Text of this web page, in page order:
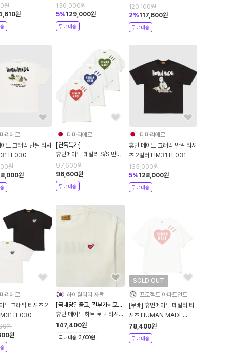
러 HM00CS001
원
원
츠 2컬러 HM31TE007
136,000원
5%129,000원
무료배송
120,100원
2%117,600원
무료배송
리에르
드 그래픽 반팔 티셔
원
원
더마리에르
[단독특가]
휴먼메이드 데일리 S/S 반팔
티셔츠 3컬러
97,600원
96,600원
무료배송
더마리에르
휴먼 메이드 그래픽 반팔 티셔
츠 2컬러 HM31TE031
135,000원
5%128,000원
무료배송
리에르
드 그래픽 티셔츠 2
원
원
하이퀄리티 재팬
[국내당일출고, 관부가세포
함]
휴먼 메이드 하트 로고 티셔츠
블랙 화이트
147,400원
국내배송 3,000원
SOLD OUT
프로젝트 아파트먼트
[무배] 휴먼메이드 데일리 티
셔츠 HUMAN MADE
DAILY S/S T-SHIRT
78,400원
무료배송